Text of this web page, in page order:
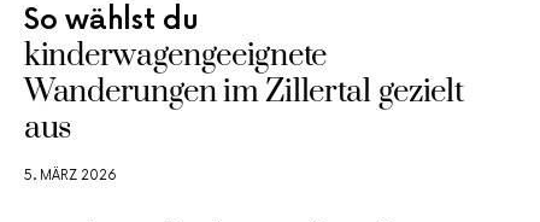
So wählst du
kinderwagengeeignete
Wanderungen im Zillertal gezielt
aus
5. MÄRZ 2026